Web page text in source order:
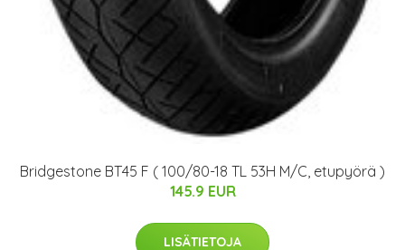
Bridgestone BT45 F ( 100/80-18 TL 53H M/C, etupyörä )
145.9 EUR
LISÄTIETOJA